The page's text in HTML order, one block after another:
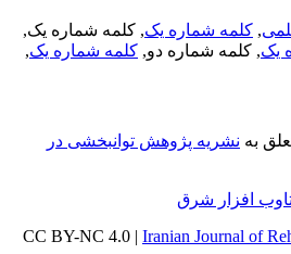
, کلمه شماره یک, کلمه شماره یک,
, کلمه شماره دو,کلمه شماره یک,
بهنشریه پژوهش توانبخشی در
افزار شرق
Iranian Journal of